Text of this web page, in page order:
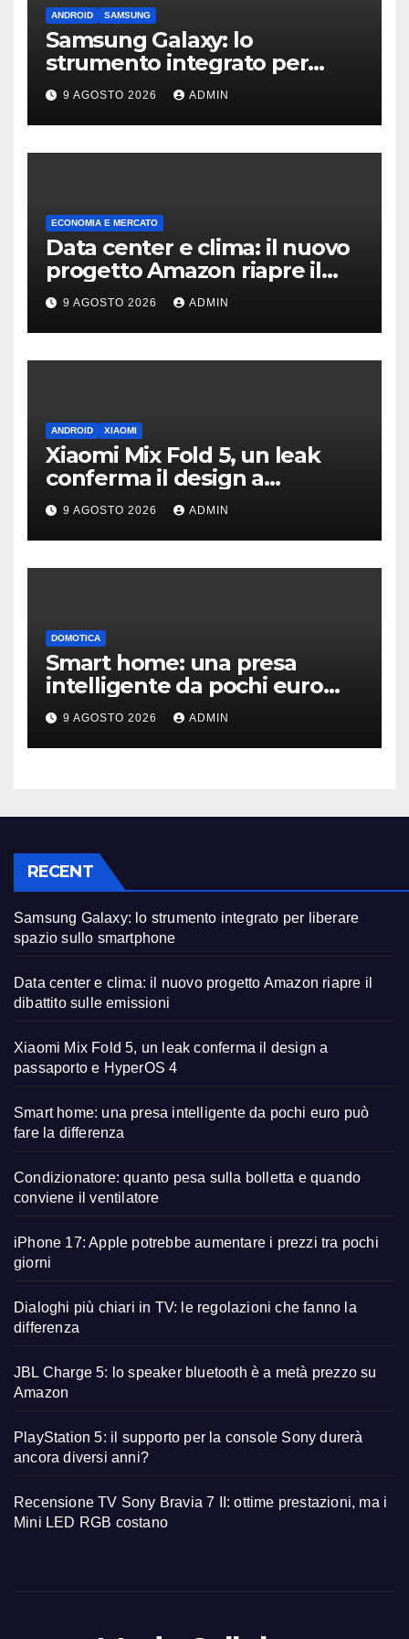
ANDROID SAMSUNG
Samsung Galaxy: lo
strumento integrato per
liberare spazio sullo
smartphone
9 AGOSTO 2026 ADMIN
ECONOMIA E MERCATO
Data center e clima: il nuovo
progetto Amazon riapre il
dibattito sulle emissioni
9 AGOSTO 2026 ADMIN
ANDROID XIAOMI
Xiaomi Mix Fold 5, un leak
conferma il design a
passaporto e HyperOS 4
9 AGOSTO 2026 ADMIN
DOMOTICA
Smart home: una presa
intelligente da pochi euro
può fare la differenza
9 AGOSTO 2026 ADMIN
RECENT
Samsung Galaxy: lo strumento integrato per liberare
spazio sullo smartphone
Data center e clima: il nuovo progetto Amazon riapre il
dibattito sulle emissioni
Xiaomi Mix Fold 5, un leak conferma il design a
passaporto e HyperOS 4
Smart home: una presa intelligente da pochi euro può
fare la differenza
Condizionatore: quanto pesa sulla bolletta e quando
conviene il ventilatore
iPhone 17: Apple potrebbe aumentare i prezzi tra pochi
giorni
Dialoghi più chiari in TV: le regolazioni che fanno la
differenza
JBL Charge 5: lo speaker bluetooth è a metà prezzo su
Amazon
PlayStation 5: il supporto per la console Sony durerà
ancora diversi anni?
Recensione TV Sony Bravia 7 II: ottime prestazioni, ma i
Mini LED RGB costano